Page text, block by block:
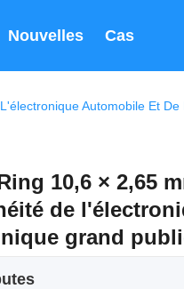
Nouvelles Cas
Automobile Et
10,6 × 2,65
de
grand